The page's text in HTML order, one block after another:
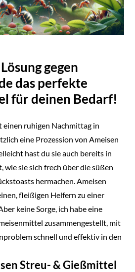
gegen
das perfekte
für deinen Bedarf!
einen ruhigen Nachmittag in
eine Prozession von Ameisen
hast du sie auch bereits in
wie sie sich frech über die süßen
hermachen. Ameisen
fleißigen Helfern zu einer
keine Sorge, ich habe eine
zusammengestellt, mit
schnell und effektiv in den
Streu- & Gießmittel